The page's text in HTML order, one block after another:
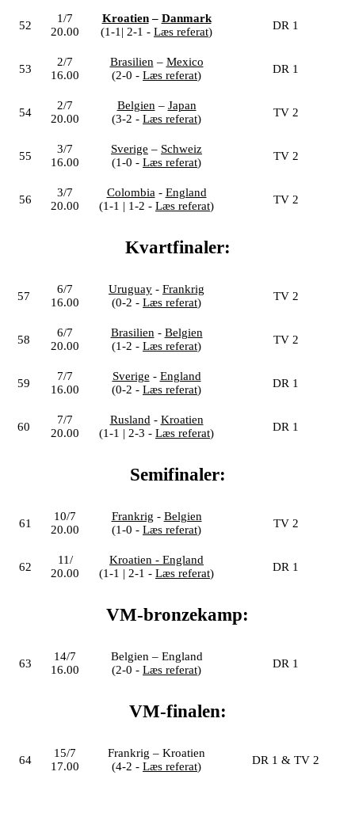
52
1/7
20.00
Kroatien– Danmark
(1-1| 2-1 - Læs referat) DR 1
53
2/7
16.00
Brasilien – Mexico
(2-0 - Læs referat) DR 1
54
2/7
20.00
Belgien – Japan
(3-2 - Læs referat) TV 2
55
3/7
16.00
Sverige – Schweiz
(1-0 - Læs referat) TV 2
56
3/7
20.00
Colombia - England
(1-1 | 1-2 - Læs referat) TV 2
Kvartfinaler:
57
6/7
16.00
Uruguay - Frankrig
(0-2 - Læs referat) TV 2
58
6/7
20.00
Brasilien - Belgien
(1-2 - Læs referat) TV 2
59
7/7
16.00
Sverige - England
(0-2 - Læs referat) DR 1
60
7/7
20.00
Rusland - Kroatien
(1-1 | 2-3 - Læs referat) DR 1
Semifinaler:
61
10/7
20.00
Frankrig - Belgien
(1-0 - Læs referat) TV 2
62
11/
20.00
Kroatien - England
(1-1 | 2-1 - Læs referat) DR 1
VM-bronzekamp:
63
14/7
16.00
Belgien – England
(2-0 - Læs referat) DR 1
VM-finalen:
64
15/7
17.00
Frankrig – Kroatien
(4-2 - Læs referat) DR 1 & TV 2